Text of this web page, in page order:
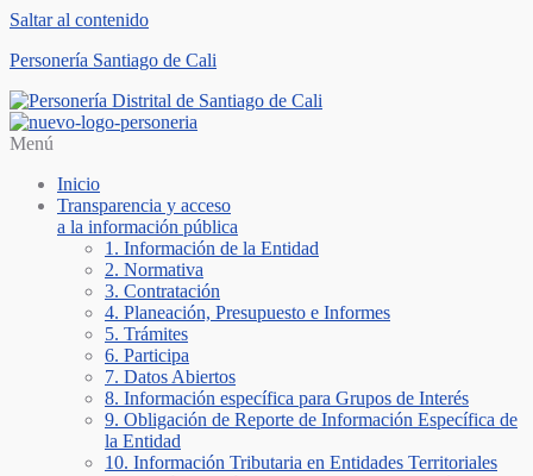
Saltar al contenido
Personería Santiago de Cali
Menú
Inicio
Transparencia y acceso
a la información pública
1. Información de la Entidad
2. Normativa
3. Contratación
4. Planeación, Presupuesto e Informes
5. Trámites
6. Participa
7. Datos Abiertos
8. Información específica para Grupos de Interés
9. Obligación de Reporte de Información Específica de
la Entidad
10. Información Tributaria en Entidades Territoriales